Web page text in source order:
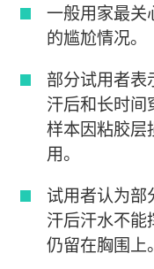
一般用家最关
的尴尬情况。
部分试用者表
汗后和长时间
样本因粘胶层
用。
试用者认为部
汗后汗水不能
仍留在胸围上。